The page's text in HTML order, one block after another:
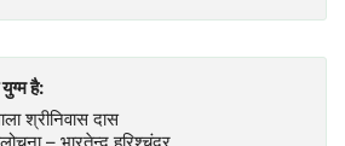
है:
श्रीनिवास दास